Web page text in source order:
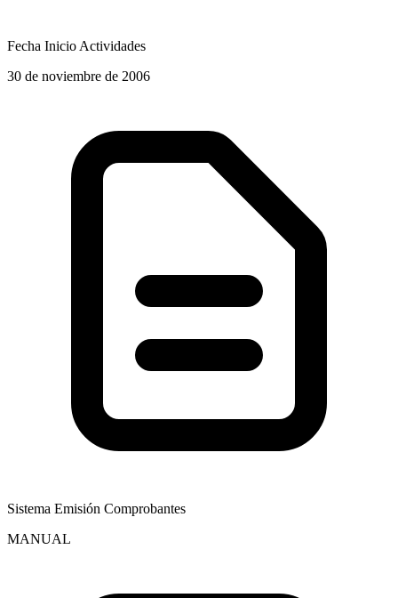
Fecha Inicio Actividades
30 de noviembre de 2006
Sistema Emisión Comprobantes
MANUAL